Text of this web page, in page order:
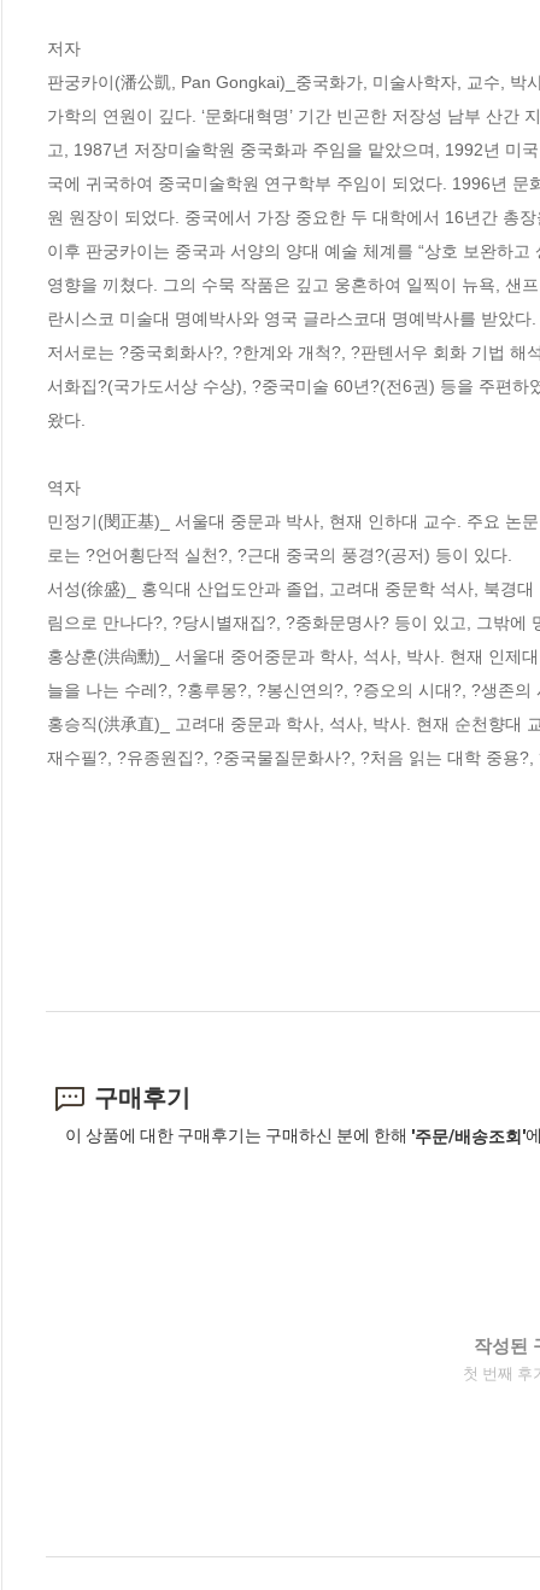
저자
판궁카이(潘公凱, Pan Gongkai)_중국화가, 미술사학자, 교수,
가학의 연원이 깊다. ‘문화대혁명’ 기간 빈곤한 저장성 남부 산
고, 1987년 저장미술학원 중국화과 주임을 맡았으며, 1992년 미
국에 귀국하여 중국미술학원 연구학부 주임이 되었다. 1996년
원 원장이 되었다. 중국에서 가장 중요한 두 대학에서 16년간 총
이후 판궁카이는 중국과 서양의 양대 예술 체계를 “상호 보완하
영향을 끼쳤다. 그의 수묵 작품은 깊고 웅혼하여 일찍이 뉴욕, 샌
란시스코 미술대 명예박사와 영국 글라스코대 명예박사를 받았
저서로는 ?중국회화사?, ?한계와 개척?, ?판톈서우 회화 기법
서화집?(국가도서상 수상), ?중국미술 60년?(전6권) 등을 주편하
왔다.
역자
민정기(閔正基)_ 서울대 중문과 박사, 현재 인하대 교수. 주요 논
로는 ?언어횡단적 실천?, ?근대 중국의 풍경?(공저) 등이 있다.
서성(徐盛)_ 홍익대 산업도안과 졸업, 고려대 중문학 석사, 북경
림으로 만나다?, ?당시별재집?, ?중화문명사? 등이 있고, 그밖에
홍상훈(洪尙勳)_ 서울대 중어중문과 학사, 석사, 박사. 현재 인제
늘을 나는 수레?, ?홍루몽?, ?봉신연의?, ?증오의 시대?, ?생존의
홍승직(洪承直)_ 고려대 중문과 학사, 석사, 박사. 현재 순천향대
재수필?, ?유종원집?, ?중국물질문화사?, ?처음 읽는 대학 중용
구매후기
이 상품에 대한 구매후기는 구매하신 분에 한해 '주문/배송조회'
작성된
첫 번째 후